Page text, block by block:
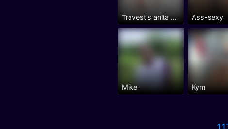
Travestis anita brasileña en Madrid centro. Ass-sexy
Mike Kym